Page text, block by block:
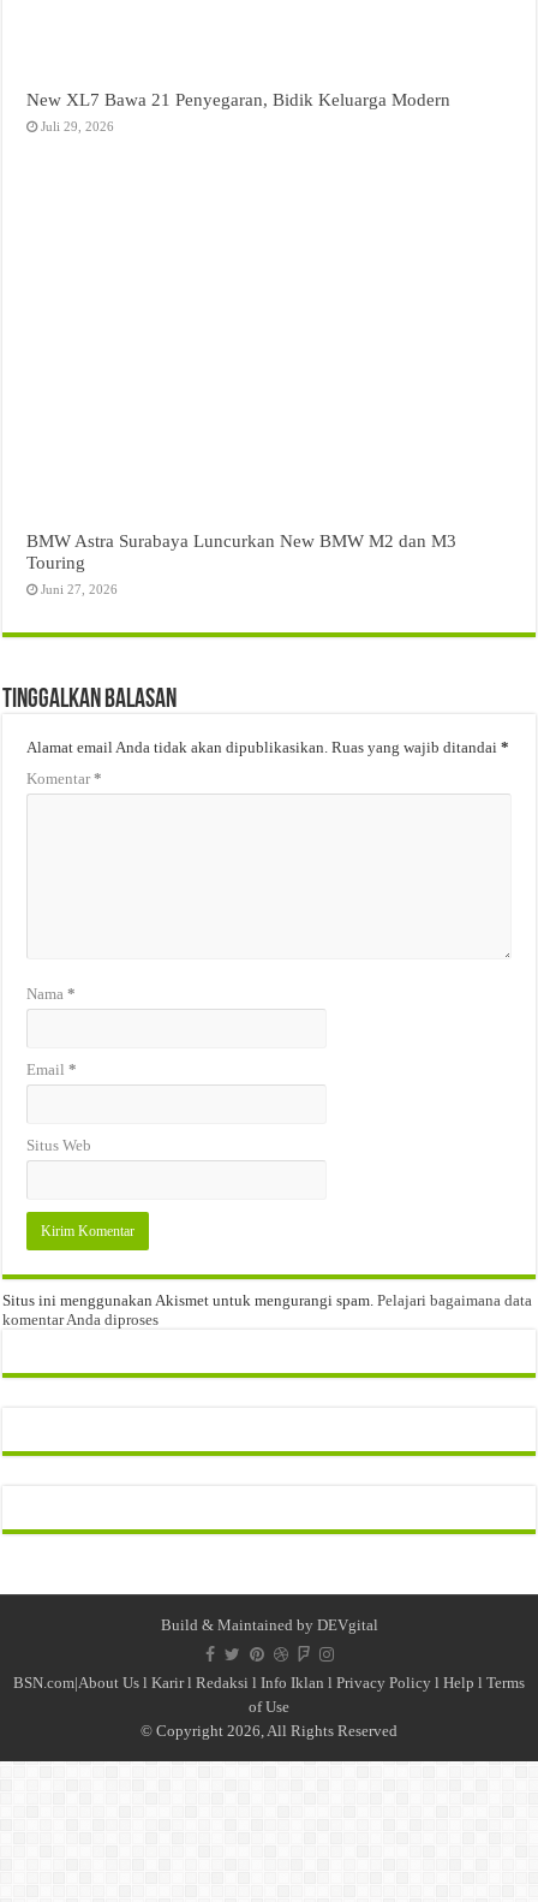
New XL7 Bawa 21 Penyegaran, Bidik Keluarga Modern
Juli 29, 2026
BMW Astra Surabaya Luncurkan New BMW M2 dan M3
Touring
Juni 27, 2026
Tinggalkan Balasan
Alamat email Anda tidak akan dipublikasikan. Ruas yang wajib ditandai*
Komentar*
Nama*
Email*
Situs Web
Situs ini menggunakan Akismet untuk mengurangi spam.Pelajari bagaimana data
komentar Anda diproses
Build & Maintained by DEVgital
BSN.com|About Us l Karirl Redaksi l Info Iklan l Privacy Policy l Help l Terms
of Use
© Copyright 2026, All Rights Reserved